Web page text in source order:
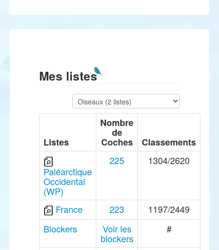
Mes listes
Listes
Nombre
de
Coches Classements
Paléarctique
Occidental
(WP)
225 1304/2620
France 223
1197/2449
Blockers
Voir les
blockers
#